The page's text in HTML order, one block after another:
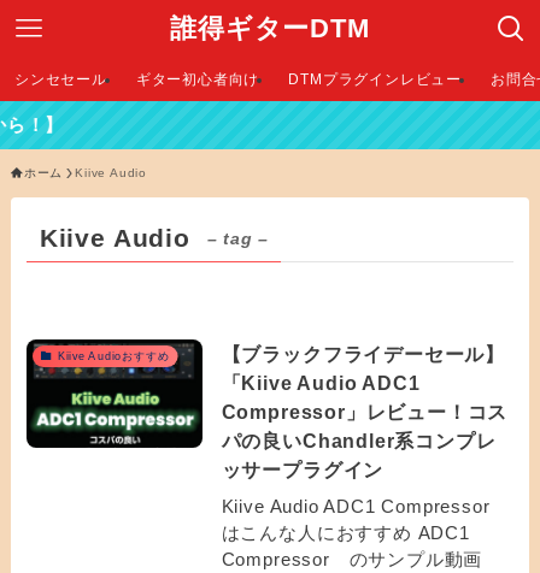
誰得ギターDTM
シンセセール ギター初心者向け DTMプラグインレビュー お問
】
ホーム Kiive Audio
Kiive Audio – tag –
Kiive Audioおすすめ
【ブラックフライデーセール】
「Kiive Audio ADC1
Compressor」レビュー！コス
パの良いChandler系コンプレ
ッサープラグイン
Kiive Audio ADC1 Compressor
はこんな人におすすめ ADC1
Compressor のサンプル動画